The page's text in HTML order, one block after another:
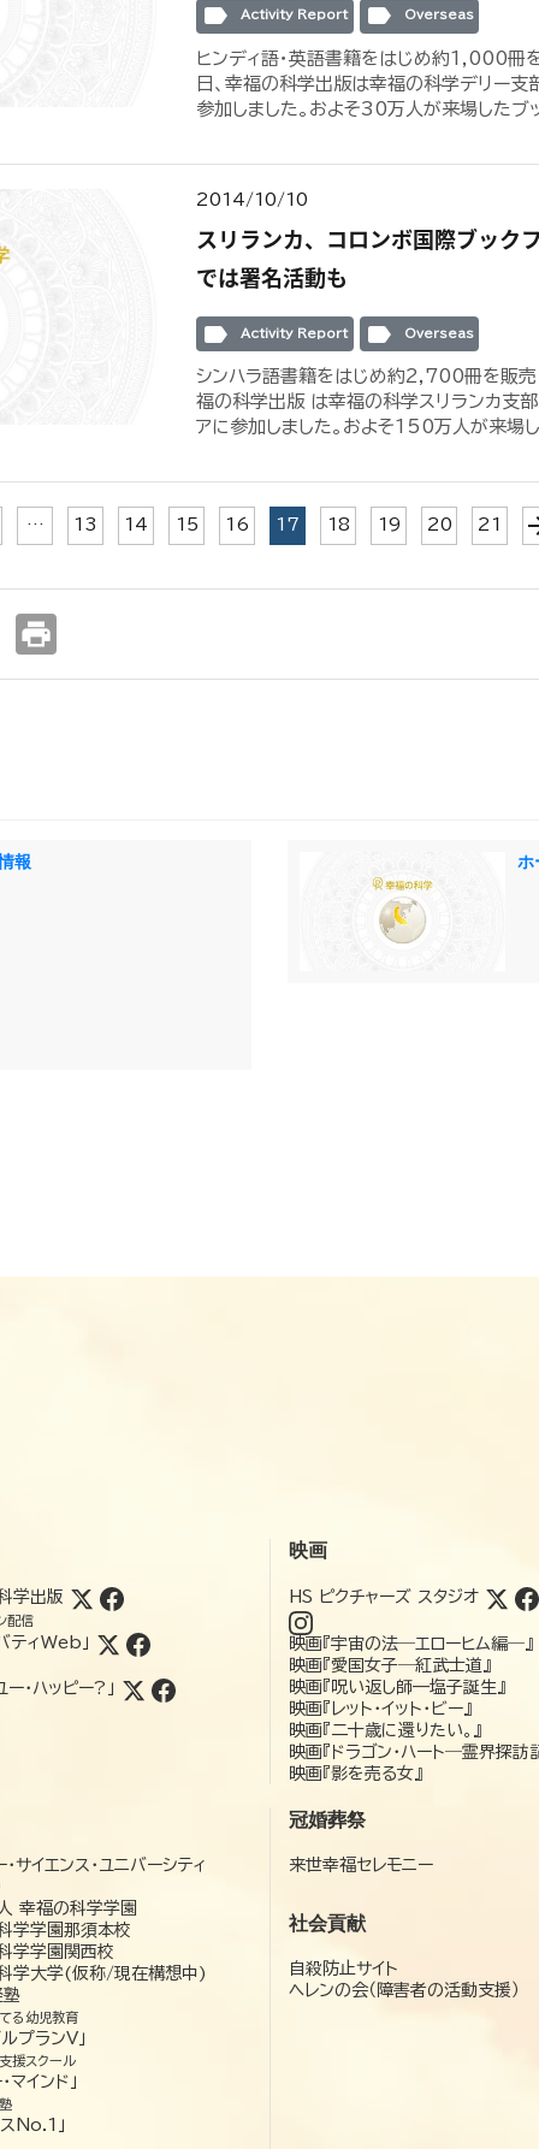
label
Activity Report label Overseas
ヒンディ語・英語書籍をはじめ約1,000
日、幸福の科学出版は幸福の科学デリー支
参加しました。およそ30万人が来場したブ
2014/10/10
スリランカ、コロンボ国際ブック
では署名活動も
label
Activity Report label Overseas
シンハラ語書籍をはじめ約2,700冊を販
福の科学出版 は幸福の科学スリランカ支
アに参加しました。およそ150万人が来場
… 13 14 15 16 17 (current)
18 19 20 21
print
報 ホ
学出版
配信
バティWeb」
ー・ハッピー?」
映画
HS ピクチャーズ スタジオ
映画『宇宙の法―エローヒム編―』
映画『愛国女子―紅武士道』
映画『呪い返し師—塩子誕生』
映画『レット・イット・ビー』
映画『二十歳に還りたい。』
映画『ドラゴン・ハート―霊界探訪
映画『影を売る女』
・サイエンス・ユニバーシティ
幸福の科学学園
学学園那須本校
学学園関西校
学大学(仮称/現在構想中)
塾
る幼児教育
ルプランV」
援スクール
マインド」
スNo.1」
冠婚葬祭
来世幸福セレモニー
社会貢献
自殺防止サイト
ヘレンの会（障害者の活動支援）